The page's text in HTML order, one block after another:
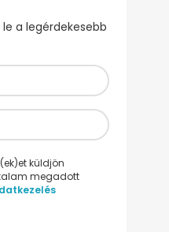
a legérdekesebb
küldjön
megadott